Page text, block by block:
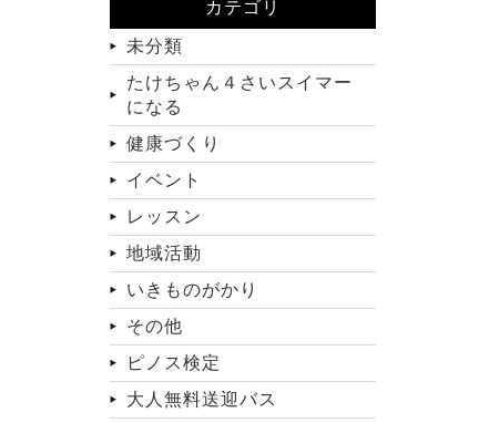
カテゴリ
未分類
たけちゃん４さいスイマー
になる
健康づくり
イベント
レッスン
地域活動
いきものがかり
その他
ピノス検定
大人無料送迎バス